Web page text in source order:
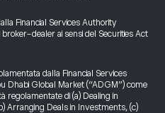
Financial Services Authority
dealer ai sensi del Securities Act
dalla Financial Services
Dhabi Global Market (“ADGM”) come
regolamentate di (a) Dealing in
Arranging Deals in Investments, (c)